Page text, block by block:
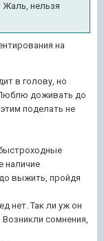
Жаль, нельзя
на
в голову, но
доживать до
поделать не
наличие
выжить, пройдя
нет. Так ли уж он
сомнения,